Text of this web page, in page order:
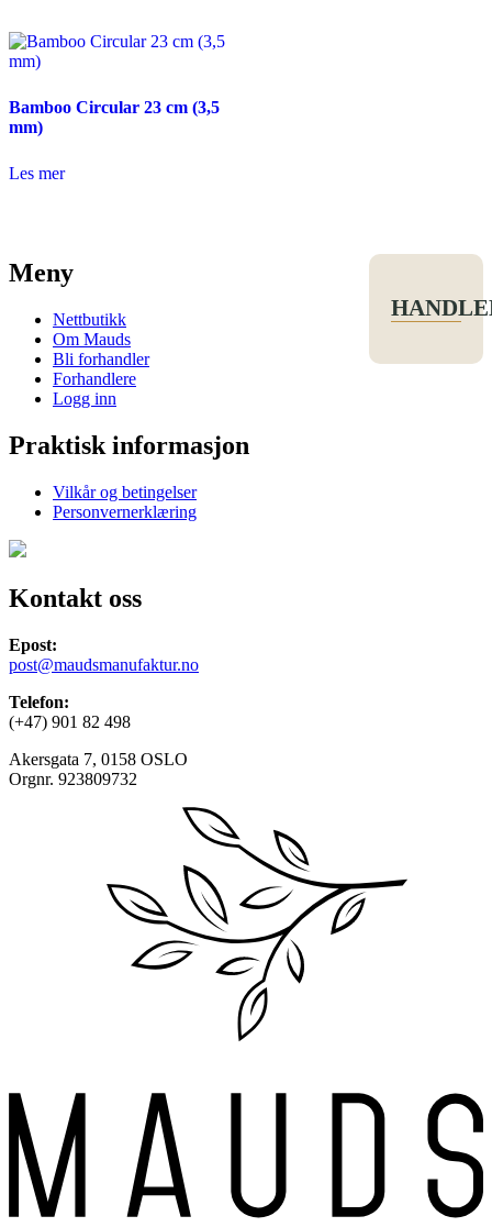
Bamboo Circular 23 cm (3,5
mm)
Les mer
Meny
Nettbutikk
Om Mauds
Bli forhandler
Forhandlere
Logg inn
Praktisk informasjon
Vilkår og betingelser
Personvernerklæring
Kontakt oss
Epost:
post@maudsmanufaktur.no
Telefon:
(+47) 901 82 498
Akersgata 7, 0158 OSLO
Orgnr. 923809732